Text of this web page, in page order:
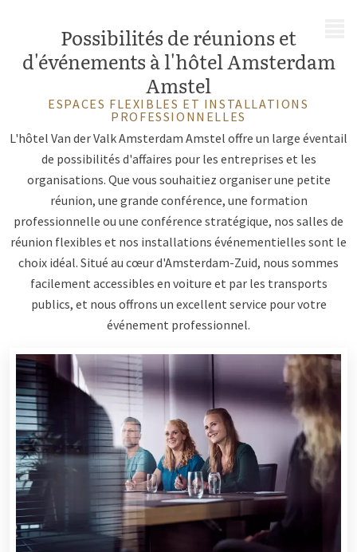
Possibilités de réunions et
d'événements à l'hôtel Amsterdam
Amstel
ESPACES FLEXIBLES ET INSTALLATIONS
PROFESSIONNELLES
L'hôtel Van der Valk Amsterdam Amstel offre un large éventail
de possibilités d'affaires pour les entreprises et les
organisations. Que vous souhaitiez organiser une petite
réunion, une grande conférence, une formation
professionnelle ou une conférence stratégique, nos salles de
réunion flexibles et nos installations événementielles sont le
choix idéal. Situé au cœur d'Amsterdam-Zuid, nous sommes
facilement accessibles en voiture et par les transports
publics, et nous offrons un excellent service pour votre
événement professionnel.